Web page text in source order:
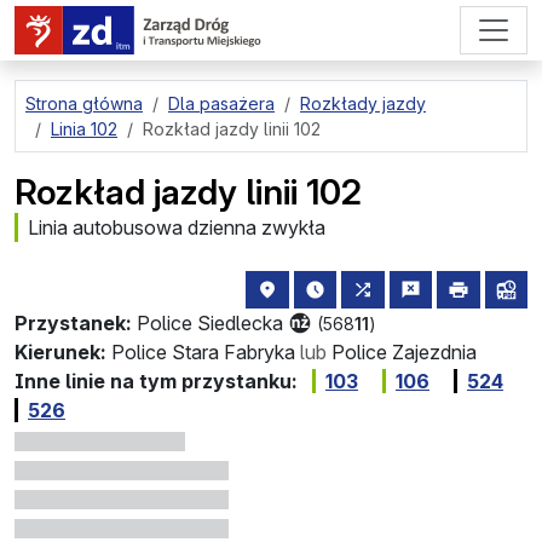
przejdź do treści strony
Strona główna Dla pasażera
Rozkłady jazdy
Linia 102
Rozkład jazdy linii 102
Rozkład jazdy linii 102
Linia autobusowa dzienna zwykła
Przystanek: Police Siedlecka (56811)
lokalizacja przystanku na mapie
najbliższe odjazdy z tego
wszystkie linie
zgłośdrukuj
Kierunek: Police Stara Fabryka lub Police Zajezdnia
Inne linie na tym przystanku:
103 106
524
526